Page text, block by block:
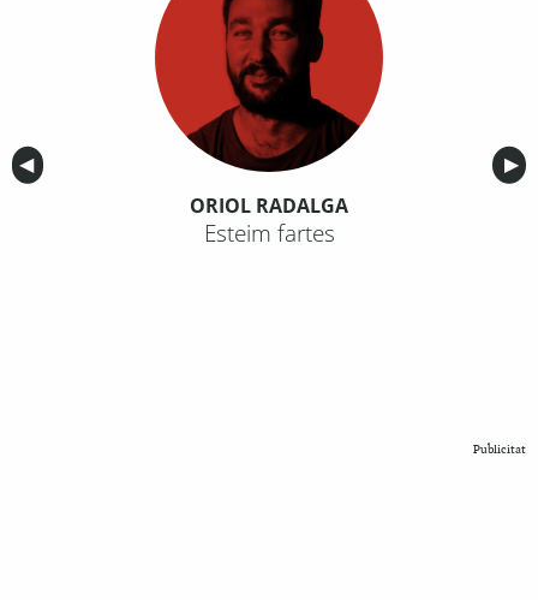
Anterior
◀︎ ▶︎
ORIOL RADALGA
Esteim fartes
Publicitat